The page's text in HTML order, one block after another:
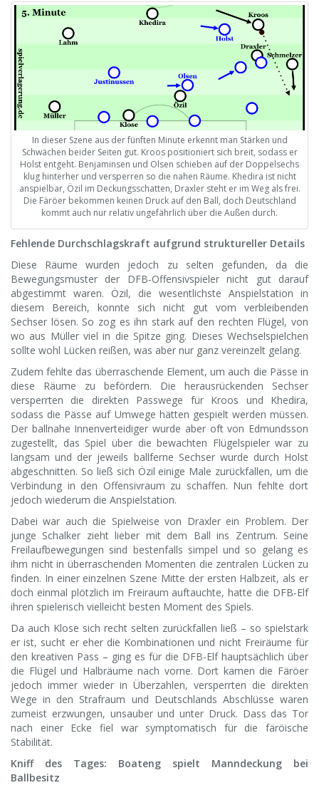
In dieser Szene aus der fünften Minute erkennt man Stärken und
Schwächen beider Seiten gut. Kroos positioniert sich breit, sodass er
Holst entgeht. Benjaminsen und Olsen schieben auf der Doppelsechs
klug hinterher und versperren so die nahen Räume. Khedira ist nicht
anspielbar, Özil im Deckungsschatten, Draxler steht er im Weg als frei.
Die Färöer bekommen keinen Druck auf den Ball, doch Deutschland
kommt auch nur relativ ungefährlich über die Außen durch.
Fehlende Durchschlagskraft aufgrund struktureller Details
Diese Räume wurden jedoch zu selten gefunden, da die
Bewegungsmuster der DFB-Offensivspieler nicht gut darauf
abgestimmt waren. Özil, die wesentlichste Anspielstation in
diesem Bereich, konnte sich nicht gut vom verbleibenden
Sechser lösen. So zog es ihn stark auf den rechten Flügel, von
wo aus Müller viel in die Spitze ging. Dieses Wechselspielchen
sollte wohl Lücken reißen, was aber nur ganz vereinzelt gelang.
Zudem fehlte das überraschende Element, um auch die Pässe in
diese Räume zu befördern. Die herausrückenden Sechser
versperrten die direkten Passwege für Kroos und Khedira,
sodass die Pässe auf Umwege hätten gespielt werden müssen.
Der ballnahe Innenverteidiger wurde aber oft von Edmundsson
zugestellt, das Spiel über die bewachten Flügelspieler war zu
langsam und der jeweils ballferne Sechser wurde durch Holst
abgeschnitten. So ließ sich Özil einige Male zurückfallen, um die
Verbindung in den Offensivraum zu schaffen. Nun fehlte dort
jedoch wiederum die Anspielstation.
Dabei war auch die Spielweise von Draxler ein Problem. Der
junge Schalker zieht lieber mit dem Ball ins Zentrum. Seine
Freilaufbewegungen sind bestenfalls simpel und so gelang es
ihm nicht in überraschenden Momenten die zentralen Lücken zu
finden. In einer einzelnen Szene Mitte der ersten Halbzeit, als er
doch einmal plötzlich im Freiraum auftauchte, hatte die DFB-Elf
ihren spielerisch vielleicht besten Moment des Spiels.
Da auch Klose sich recht selten zurückfallen ließ – so spielstark
er ist, sucht er eher die Kombinationen und nicht Freiräume für
den kreativen Pass – ging es für die DFB-Elf hauptsächlich über
die Flügel und Halbräume nach vorne. Dort kamen die Färöer
jedoch immer wieder in Überzahlen, versperrten die direkten
Wege in den Strafraum und Deutschlands Abschlüsse waren
zumeist erzwungen, unsauber und unter Druck. Dass das Tor
nach einer Ecke fiel war symptomatisch für die färöische
Stabilität.
Kniff des Tages: Boateng spielt Manndeckung bei
Ballbesitz